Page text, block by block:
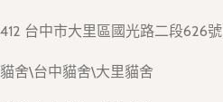
412 台中市大里區國光路二段626號
貓舍\台中貓舍\大里貓舍